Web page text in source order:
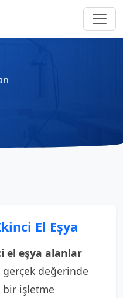
El Eşya
el eşya alanlar
gerçek değerinde
işletme